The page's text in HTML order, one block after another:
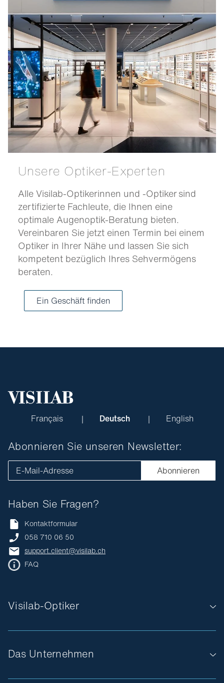
Unsere Optiker-Experten
Alle Visilab-Optikerinnen und -Optiker sind
zertifizierte Fachleute, die Ihnen eine
optimale Augenoptik-Beratung bieten.
Vereinbaren Sie jetzt einen Termin bei einem
Optiker in Ihrer Nähe und lassen Sie sich
kompetent bezüglich Ihres Sehvermögens
beraten.
Ein Geschäft finden
Français Deutsch English
Das Unternehmen
Visilab-Optiker
Haben Sie Fragen?
Kontaktformular
058 710 06 50
support.client@visilab.ch
FAQ
Abonnieren Sie unseren Newsletter:
E-Mail-Adresse Abonnieren